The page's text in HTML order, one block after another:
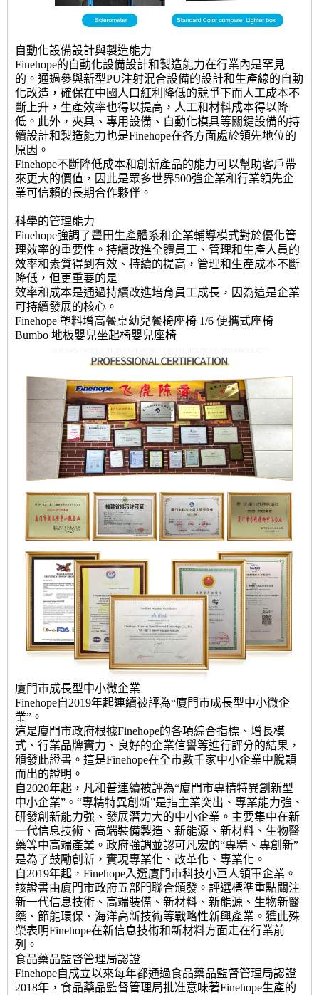
自動化設備設計與製造能力
Finehope的自動化設備設計和製造能力在行業內是罕見
的。通過參與新型PU注射混合設備的設計和生產線的自動
化改造，確保在中國人口紅利降低的競爭下而人工成本不
斷上升，生產效率也得以提高，人工和材料成本得以降
低。此外，夾具、專用設備、自動化模具等關鍵設備的持
續設計和製造能力也是Finehope在各方面處於領先地位的
原因。
Finehope不斷降低成本和創新產品的能力可以幫助客戶帶
來更大的價值，因此是眾多世界500強企業和行業領先企
業可信賴的長期合作夥伴。
科學的管理能力
Finehope強調了豐田生產體系和企業輔導模式對於優化管
理效率的重要性。持續改進全體員工、管理和生產人員的
效率和素質得到有效、持續的提高，管理和生產成本不斷
降低，但更重要的是
效率和成本是通過持續改進培育員工成長，因為這是企業
可持續發展的核心。
Finehope 塑料增高餐桌幼兒餐椅座椅 1/6 便攜式座椅
Bumbo 地板嬰兒坐起椅嬰兒座椅
廈門市成長型中小微企業
Finehope自2019年起連續被評為“廈門市成長型中小微企
業”。
這是廈門市政府根據Finehope的各項綜合指標、增長模
式、行業品牌實力、良好的企業信譽等進行評分的結果，
頒發此證書。這是Finehope在全市數千家中小企業中脫穎
而出的證明。
自2020年起，凡和普連續被評為“廈門市專精特異創新型
中小企業”。“專精特異創新”是指主業突出、專業能力強、
研發創新能力強、發展潛力大的中小企業。主要集中在新
一代信息技術、高端裝備製造、新能源、新材料、生物醫
藥等中高端產業。政府強調並認可凡宏的“專精、專創新”
是為了鼓勵創新，實現專業化、改革化、專業化。
自2019年起，Finehope入選廈門市科技小巨人領軍企業。
該證書由廈門市政府五部門聯合頒發。評選標準重點關注
新一代信息技術、高端裝備、新材料、新能源、生物新醫
藥、節能環保、海洋高新技術等戰略性新興產業。獲此殊
榮表明Finehope在新信息技術和新材料方面走在行業前
列。
食品藥品監督管理局認證
Finehope自成立以來每年都通過食品藥品監督管理局認證
2018年，食品藥品監督管理局批准意味著Finehope生產的